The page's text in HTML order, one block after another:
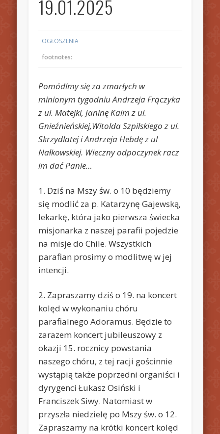
19.01.2025
OGŁOSZENIA
footnotes:
Pomódlmy się za zmarłych w
minionym tygodniu Andrzeja Frączyka
z ul. Matejki, Janinę Kaim z ul.
Gnieźnieńskiej,Witolda Szpilskiego z ul.
Skrzydlatej i Andrzeja Hebdę z ul
Nałkowskiej. Wieczny odpoczynek racz
im dać Panie…
1. Dziś na Mszy św. o 10 będziemy
się modlić za p. Katarzynę Gajewską,
lekarkę, która jako pierwsza świecka
misjonarka z naszej parafii pojedzie
na misje do Chile. Wszystkich
parafian prosimy o modlitwę w jej
intencji.
2. Zapraszamy dziś o 19. na koncert
kolęd w wykonaniu chóru
parafialnego Adoramus. Będzie to
zarazem koncert jubileuszowy z
okazji 15. rocznicy powstania
naszego chóru, z tej racji gościnnie
wystąpią także poprzedni organiści i
dyrygenci Łukasz Osiński i
Franciszek Siwy. Natomiast w
przyszła niedzielę po Mszy św. o 12.
Zapraszamy na krótki koncert kolęd